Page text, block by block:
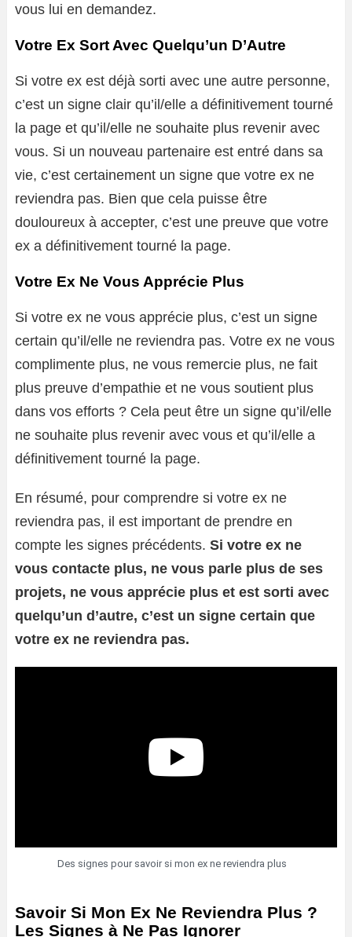
vous lui en demandez.
Votre Ex Sort Avec Quelqu’un D’Autre
Si votre ex est déjà sorti avec une autre personne,
c’est un signe clair qu’il/elle a définitivement tourné
la page et qu’il/elle ne souhaite plus revenir avec
vous. Si un nouveau partenaire est entré dans sa
vie, c’est certainement un signe que votre ex ne
reviendra pas. Bien que cela puisse être
douloureux à accepter, c’est une preuve que votre
ex a définitivement tourné la page.
Votre Ex Ne Vous Apprécie Plus
Si votre ex ne vous apprécie plus, c’est un signe
certain qu’il/elle ne reviendra pas. Votre ex ne vous
complimente plus, ne vous remercie plus, ne fait
plus preuve d’empathie et ne vous soutient plus
dans vos efforts ? Cela peut être un signe qu’il/elle
ne souhaite plus revenir avec vous et qu’il/elle a
définitivement tourné la page.
En résumé, pour comprendre si votre ex ne
reviendra pas, il est important de prendre en
compte les signes précédents. Si votre ex ne
vous contacte plus, ne vous parle plus de ses
projets, ne vous apprécie plus et est sorti avec
quelqu’un d’autre, c’est un signe certain que
votre ex ne reviendra pas.
Des signes pour savoir si mon ex ne reviendra plus
Savoir Si Mon Ex Ne Reviendra Plus ?
Les Signes à Ne Pas Ignorer